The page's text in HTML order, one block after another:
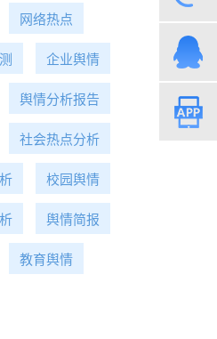
网络热点
企业舆情
舆情分析报告
社会热点分析
校园舆情
舆情简报
教育舆情